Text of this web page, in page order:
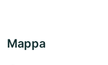
Mappa